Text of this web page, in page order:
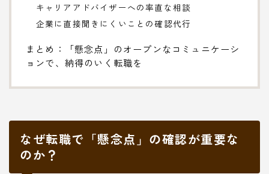
キャリアアドバイザーへの率直な相談
企業に直接聞きにくいことの確認代行
まとめ：「懸念点」のオープンなコミュニケーシ
ョンで、納得のいく転職を
なぜ転職で「懸念点」の確認が重要な
のか？